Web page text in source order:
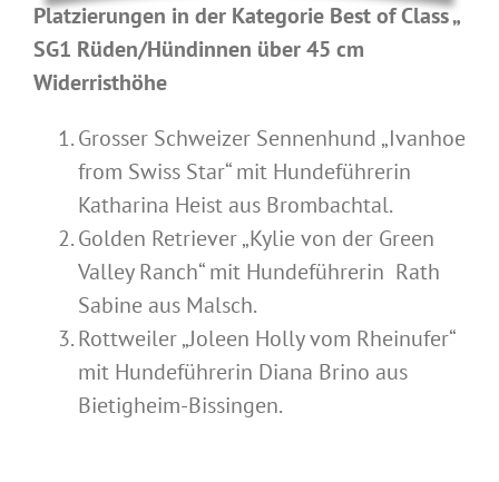
Platzierungen in der Kategorie Best of Class „
SG1 Rüden/Hündinnen über 45 cm
Widerristhöhe
Grosser Schweizer Sennenhund „Ivanhoe
from Swiss Star“ mit Hundeführerin
Katharina Heist aus Brombachtal.
Golden Retriever „Kylie von der Green
Valley Ranch“ mit Hundeführerin Rath
Sabine aus Malsch.
Rottweiler „Joleen Holly vom Rheinufer“
mit Hundeführerin Diana Brino aus
Bietigheim-Bissingen.